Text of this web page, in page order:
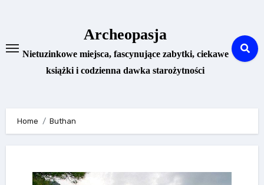
Archeopasja
Nietuzinkowe miejsca, fascynujące zabytki, ciekawe
książki i codzienna dawka starożytności
Home Buthan